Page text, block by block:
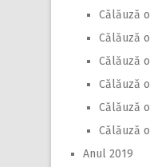
Călăuză
Călăuză
Călăuză
Călăuză
Călăuză
Călăuză
Anul 2019